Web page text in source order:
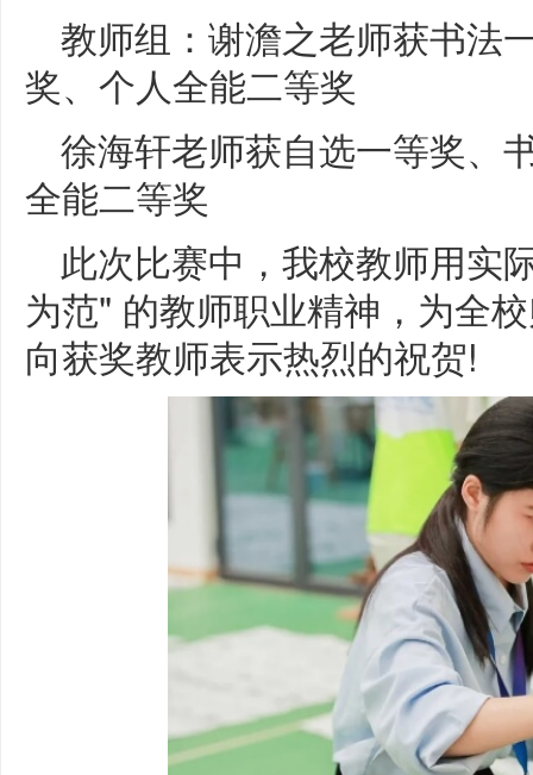
教师组：谢澹之老师获书法
奖、个人全能二等奖
徐海轩老师获自选一等奖、
全能二等奖
此次比赛中，我校教师用实
为范" 的教师职业精神，为全
向获奖教师表示热烈的祝贺!